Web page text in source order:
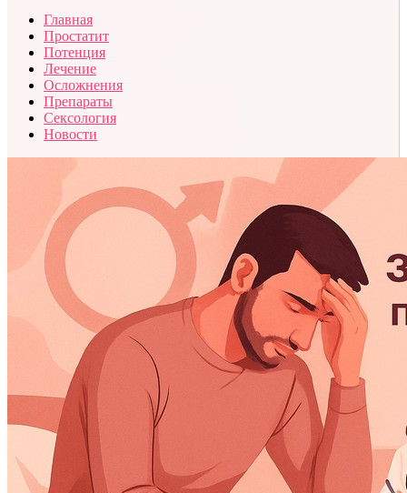
Главная
Простатит
Потенция
Лечение
Осложнения
Препараты
Сексология
Новости